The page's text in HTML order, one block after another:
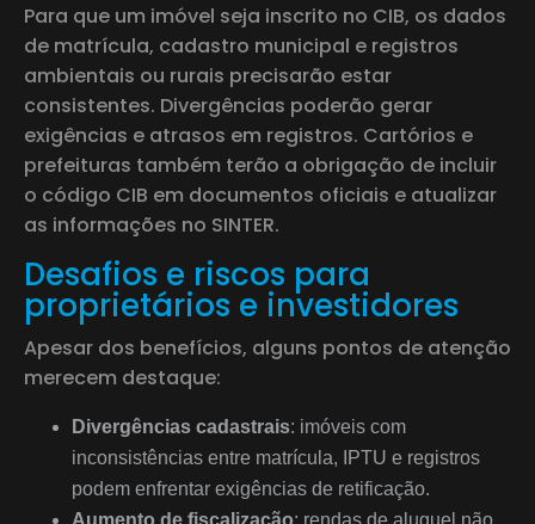
Para que um imóvel seja inscrito no CIB, os dados
de matrícula, cadastro municipal e registros
ambientais ou rurais precisarão estar
consistentes. Divergências poderão gerar
exigências e atrasos em registros. Cartórios e
prefeituras também terão a obrigação de incluir
o código CIB em documentos oficiais e atualizar
as informações no SINTER.
Desafios e riscos para
proprietários e investidores
Apesar dos benefícios, alguns pontos de atenção
merecem destaque:
Divergências cadastrais: imóveis com
inconsistências entre matrícula, IPTU e registros
podem enfrentar exigências de retificação.
Aumento de fiscalização: rendas de aluguel não